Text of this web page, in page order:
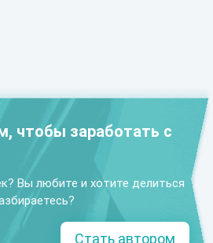
чтобы заработать с
Вы любите и хотите делиться
Стать автором